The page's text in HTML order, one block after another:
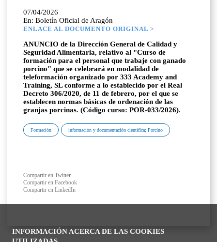
INFORMACIÓN ACERCA DE LAS COOKIES
07/04/2026
En: Boletín Oficial de Aragón
ENLACE AL DOCUMENTO ORIGINAL >
ANUNCIO de la Dirección General de Calidad y
Seguridad Alimentaria, relativo al "Curso de
formación para el personal que trabaje con ganado
porcino" que se celebrará en modalidad de
teleformación organizado por 333 Academy and
Training, SL conforme a lo establecido por el Real
Decreto 306/2020, de 11 de febrero, por el que se
establecen normas básicas de ordenación de las
granjas porcinas. (Código curso: POR-033/2026).
Formación información y documentación científica; Porcino
Compartir en Twitter
Compartir en Facebook
Compartir en LinkedIn